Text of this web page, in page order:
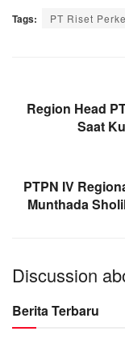
Tags: PT Riset
Region Head
Saat
PTPN IV
Munthada
Discussion
Berita Terbaru